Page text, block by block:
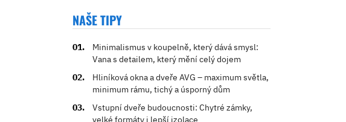
NAŠE TIPY
Minimalismus v koupelně, který dává smysl:
Vana s detailem, který mění celý dojem
Hliníková okna a dveře AVG – maximum světla,
minimum rámu, tichý a úsporný dům
Vstupní dveře budoucnosti: Chytré zámky,
velké formáty i lepší izolace